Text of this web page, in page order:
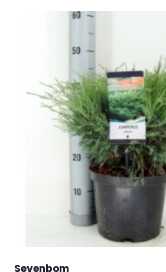
Sevenbom